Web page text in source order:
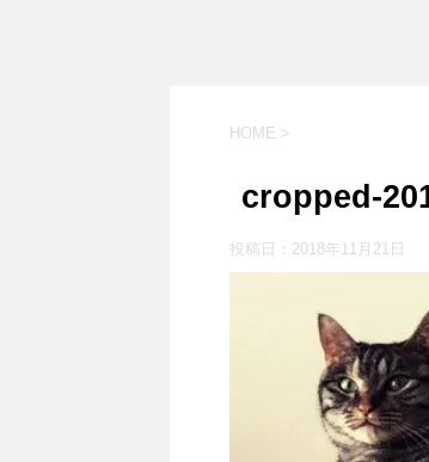
HOME >
cropped-
投稿日： 2018年11月21日